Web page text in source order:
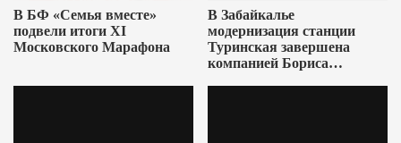
В БФ «Семья вместе»
подвели итоги XI
Московского Марафона
В Забайкалье
модернизация станции
Туринская завершена
компанией Бориса